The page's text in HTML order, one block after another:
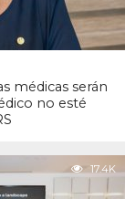
médicas serán
no esté
17.4K